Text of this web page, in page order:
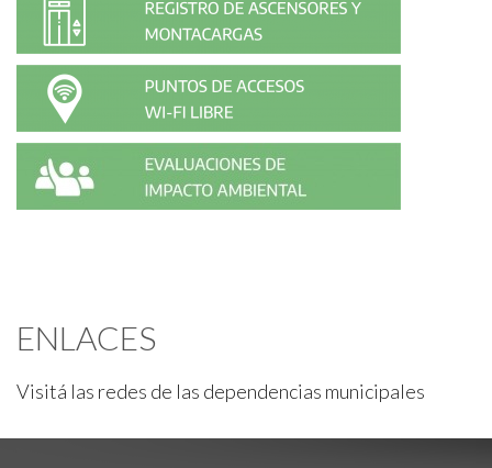
ENLACES
Visitá las redes de las dependencias municipales